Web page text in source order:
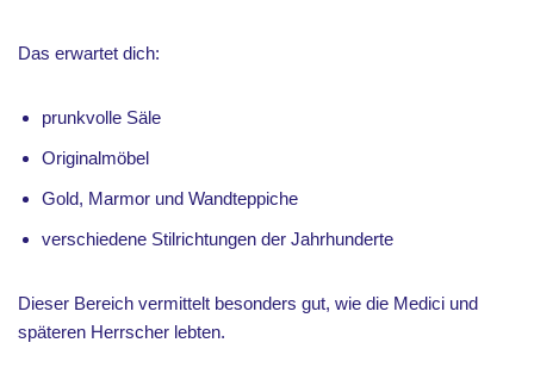
Das erwartet dich:
prunkvolle Säle
Originalmöbel
Gold, Marmor und Wandteppiche
verschiedene Stilrichtungen der Jahrhunderte
Dieser Bereich vermittelt besonders gut, wie die Medici und
späteren Herrscher lebten.